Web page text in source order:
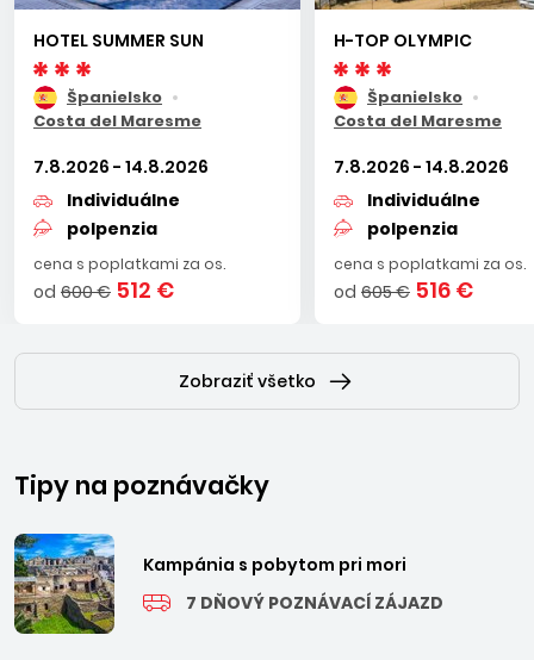
HOTEL SUMMER SUN
Španielsko
Costa del Maresme
7.8.2026 - 14.8.2026
Individuálne
polpenzia
cena s poplatkami za os.
od 600 € 512 €
H-TOP OLYMPIC
Španielsko
Costa del Maresme
7.8.2026 - 14.8.2026
Individuálne
polpenzia
cena s poplatkami za os.
od 605 € 516 €
Zobraziť všetko
Tipy na poznávačky
Kampánia s pobytom pri mori
7 DŇOVÝ POZNÁVACÍ ZÁJAZD